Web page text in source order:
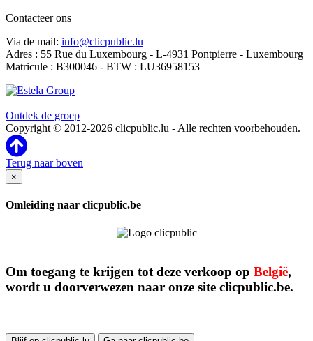
Contacteer ons
Via de mail: info@clicpublic.lu
Adres : 55 Rue du Luxembourg - L-4931 Pontpierre - Luxembourg
Matricule : B300046 - BTW : LU36958153
Ontdek de groep
Copyright © 2012-2026 clicpublic.lu - Alle rechten voorbehouden.
Terug naar boven
×
Omleiding naar clicpublic.be
Om toegang te krijgen tot deze verkoop op België,
wordt u doorverwezen naar onze site clicpublic.be.